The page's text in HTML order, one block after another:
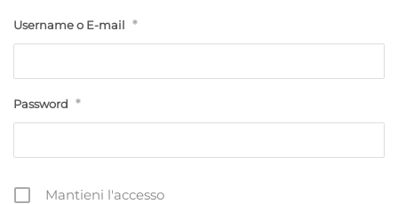
Username o E-mail *
Password *
Mantieni l'accesso